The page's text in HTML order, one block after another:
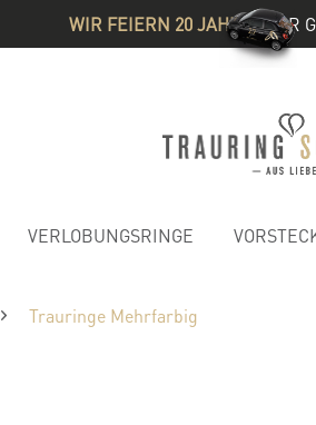
WIR FEIERN 20 JAHRE& IHR
VERLOBUNGSRINGE
Trauringe Mehrfarbig